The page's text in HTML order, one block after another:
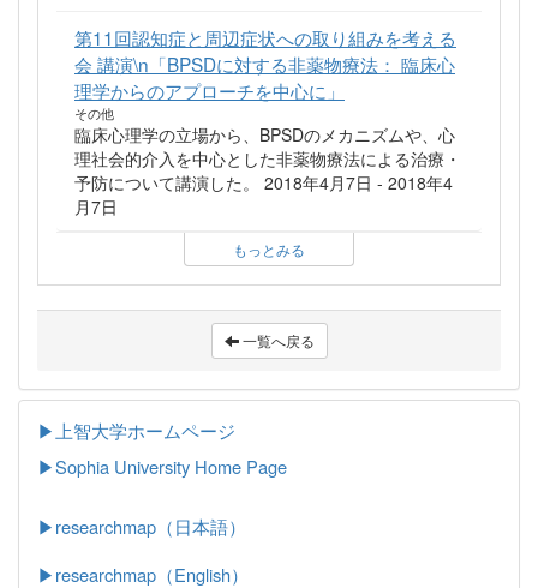
第11回認知症と周辺症状への取り組みを考える
会 講演\n「BPSDに対する非薬物療法： 臨床心
理学からのアプローチを中心に」
その他
臨床心理学の立場から、BPSDのメカニズムや、心
理社会的介入を中心とした非薬物療法による治療・
予防について講演した。 2018年4月7日 - 2018年4
月7日
もっとみる
一覧へ戻る
▶上智大学ホームページ
▶Sophia University Home Page
▶researchmap（日本語）
▶researchmap（English）